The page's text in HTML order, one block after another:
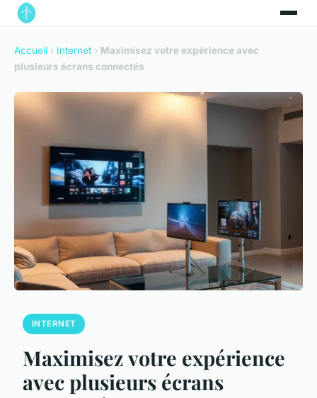
Accueil › Internet › Maximisez votre expérience avec
plusieurs écrans connectés
INTERNET
Maximisez votre expérience
avec plusieurs écrans